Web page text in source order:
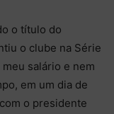
o título do
o clube na Série
salário e nem
em um dia de
o presidente